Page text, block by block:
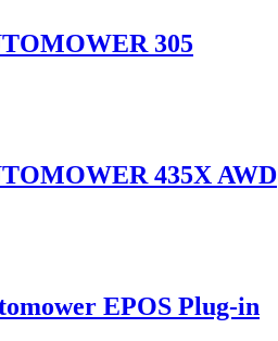
305
435X AWD
EPOS Plug-in